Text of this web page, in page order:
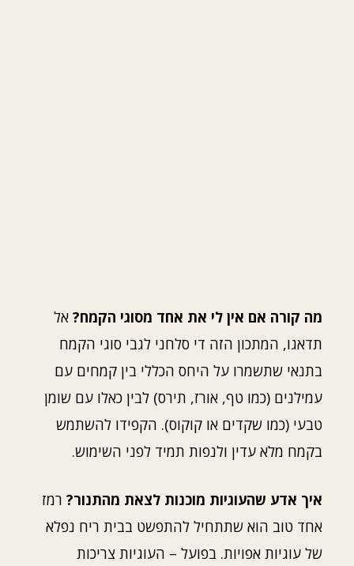
מה קורה אם אין לי את אחד מסוגי הקמח? אל
תדאגו, המתכון הזה די סלחני לגבי סוגי הקמח
בתנאי שתשמרו על היחס הכללי בין קמחים עם
עמילנים (כמו טף, אורז, תירס) לבין כאלו עם שומן
טבעי (כמו שקדים או קוקוס). הקפידו להשתמש
בקמח מלא עדין ולנפות תמיד לפני השימוש.
איך אדע שהעוגיות מוכנות לצאת מהתנור? רמז
אחד טוב הוא שתתחיל להתפשט בבית ריח נפלא
של עוגיות אפויות. בפועל – העוגיות צריכות